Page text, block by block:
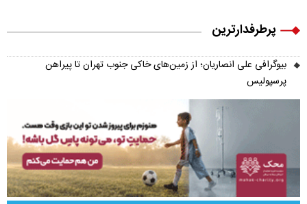
پرطرفدارترین
بیوگرافی علی انصاریان؛ از زمین‌های خاکی جنوب تهران تا پیراهن
پرسپولیس